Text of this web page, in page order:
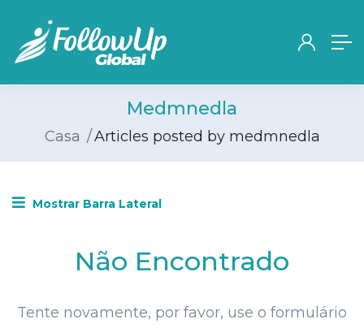
Medmnedla
Casa Articles posted by medmnedla
Mostrar Barra Lateral
Não Encontrado
Tente novamente, por favor, use o formulário